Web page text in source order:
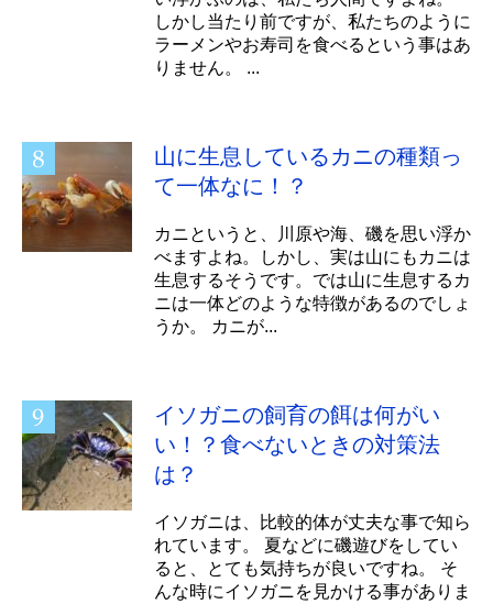
しかし当たり前ですが、私たちのように
ラーメンやお寿司を食べるという事はあ
りません。 ...
山に生息しているカニの種類っ
て一体なに！？
カニというと、川原や海、磯を思い浮か
べますよね。しかし、実は山にもカニは
生息するそうです。では山に生息するカ
ニは一体どのような特徴があるのでしょ
うか。 カニが...
イソガニの飼育の餌は何がい
い！？食べないときの対策法
は？
イソガニは、比較的体が丈夫な事で知ら
れています。 夏などに磯遊びをしてい
ると、とても気持ちが良いですね。 そ
んな時にイソガニを見かける事がありま